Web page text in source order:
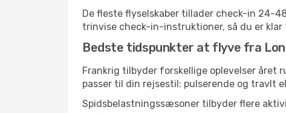
De fleste flyselskaber tillader check-in 24-
trinvise check-in-instruktioner, så du er klar
Bedste tidspunkter at flyve fra
Frankrig tilbyder forskellige oplevelser
passer til din rejsestil: pulserende og travlt
Spidsbelastningssæsoner tilbyder flere